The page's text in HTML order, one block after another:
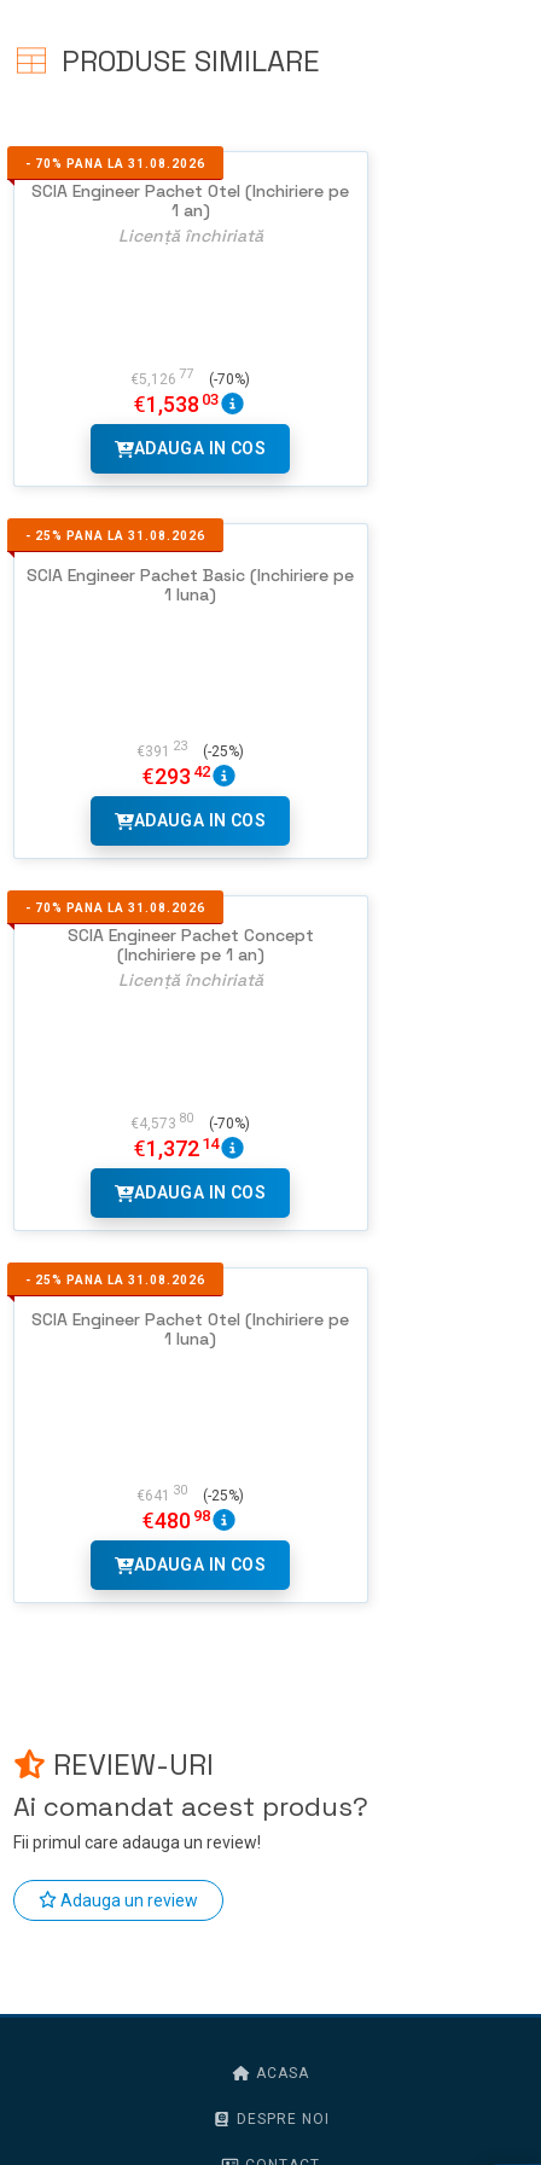
PRODUSE SIMILARE
- 70% PANA LA 31.08.2026
SCIA Engineer Pachet Otel (Inchiriere pe
1 an)
Licență închiriată
€5,126 77 (-70%)
€1,538 03
ADAUGA IN COS
- 25% PANA LA 31.08.2026
SCIA Engineer Pachet Basic (Inchiriere pe
1 luna)
€391 23 (-25%)
€293 42
ADAUGA IN COS
- 70% PANA LA 31.08.2026
SCIA Engineer Pachet Concept
(Inchiriere pe 1 an)
Licență închiriată
€4,573 80 (-70%)
€1,372 14
ADAUGA IN COS
- 25% PANA LA 31.08.2026
SCIA Engineer Pachet Otel (Inchiriere pe
1 luna)
€641 30 (-25%)
€480 98
ADAUGA IN COS
REVIEW-URI
Ai comandat acest produs?
Fii primul care adauga un review!
Adauga un review
ACASA
DESPRE NOI